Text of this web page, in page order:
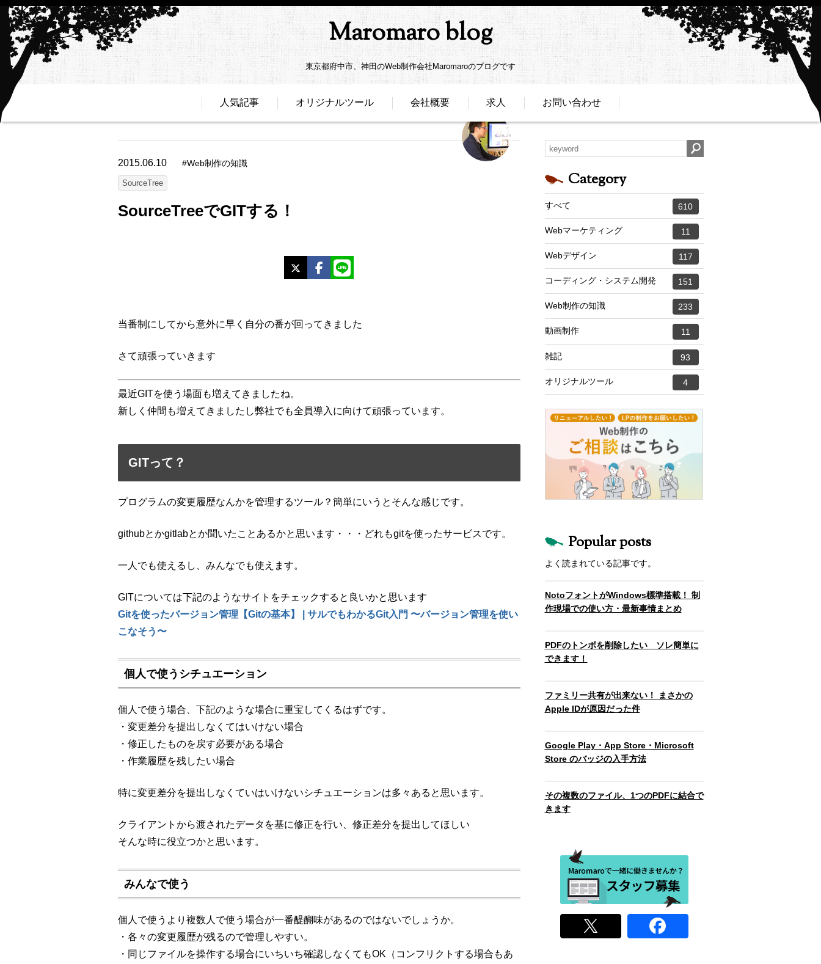
Maromaro blog
東京都府中市、神田のWeb制作会社Maromaroのブログです
人気記事 オリジナルツール 会社概要 求人 お問い合わせ
2015.06.10 #Web制作の知識
SourceTree
SourceTreeでGITする！
Facebook
当番制にしてから意外に早く自分の番が回ってきました
さて頑張っていきます
最近GITを使う場面も増えてきましたね。
新しく仲間も増えてきましたし弊社でも全員導入に向けて頑張っています。
GITって？
プログラムの変更履歴なんかを管理するツール？簡単にいうとそんな感じです。
githubとかgitlabとか聞いたことあるかと思います・・・どれもgitを使ったサービスです。
一人でも使えるし、みんなでも使えます。
GITについては下記のようなサイトをチェックすると良いかと思います
Gitを使ったバージョン管理【Gitの基本】 | サルでもわかるGit入門 〜バージョン管理を使い
こなそう〜
個人で使うシチュエーション
個人で使う場合、下記のような場合に重宝してくるはずです。
・変更差分を提出しなくてはいけない場合
・修正したものを戻す必要がある場合
・作業履歴を残したい場合
特に変更差分を提出しなくていはいけないシチュエーションは多々あると思います。
クライアントから渡されたデータを基に修正を行い、修正差分を提出してほしい
そんな時に役立つかと思います。
みんなで使う
個人で使うより複数人で使う場合が一番醍醐味があるのではないでしょうか。
・各々の変更履歴が残るので管理しやすい。
・同じファイルを操作する場合にいちいち確認しなくてもOK（コンフリクトする場合もあ
Category
すべて 610
Webマーケティング 11
Webデザイン 117
コーディング・システム開発 151
Web制作の知識 233
動画制作 11
雑記 93
オリジナルツール 4
Popular posts
よく読まれている記事です。
NotoフォントがWindows標準搭載！ 制
作現場での使い方・最新事情まとめ
PDFのトンボを削除したい ソレ簡単に
できます！
ファミリー共有が出来ない！ まさかの
Apple IDが原因だった件
Google Play・App Store・Microsoft
Store のバッジの入手方法
その複数のファイル、1つのPDFに結合で
きます